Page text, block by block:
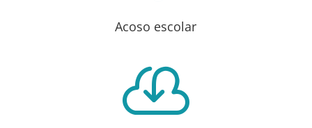
Acoso escolar
